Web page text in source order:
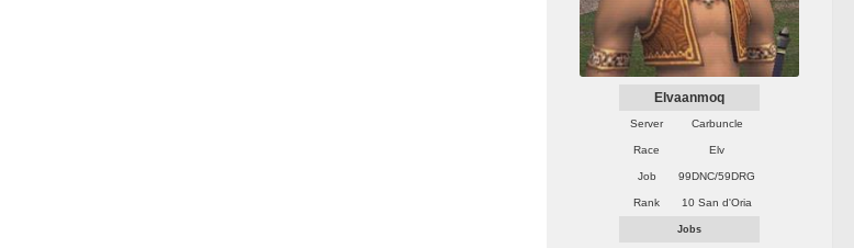
Elvaanmoq
Server Carbuncle
Race Elv
Job 99DNC/59DRG
Rank 10 San d'Oria
Jobs